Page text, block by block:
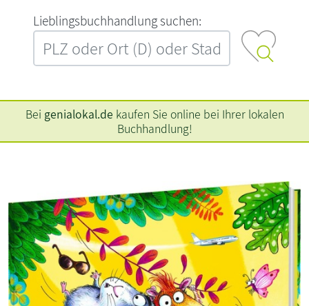
L‍i‍e‍b‍l‍i‍n‍g‍s‍b‍u‍c‍h‍h‍a‍n‍d‍l‍u‍n‍g‍ ‍s‍u‍c‍h‍e‍n‍:‍
Bei genialokal.de kaufen Sie online bei Ihrer lokalen
Buchhandlung!